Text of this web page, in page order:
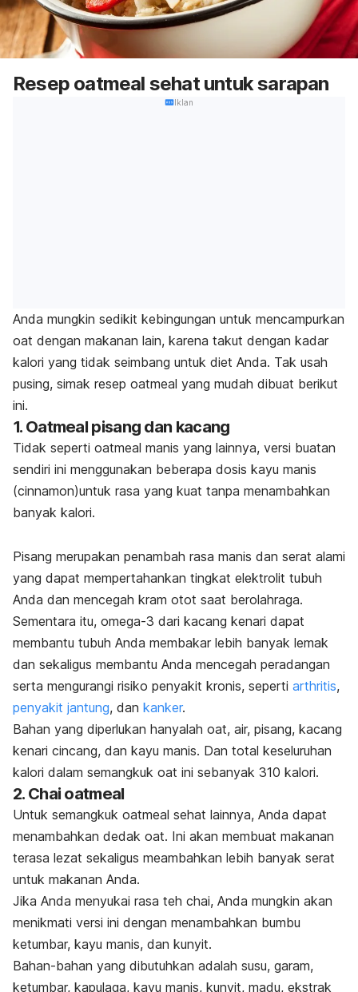
Resep oatmeal sehat untuk sarapan
Iklan
Anda mungkin sedikit kebingungan untuk mencampurkan
oat dengan makanan lain, karena takut dengan kadar
kalori yang tidak seimbang untuk diet Anda. Tak usah
pusing, simak resep oatmeal yang mudah dibuat berikut
ini.
1. Oatmeal pisang dan kacang
Tidak seperti oatmeal manis yang lainnya, versi buatan
sendiri ini menggunakan beberapa dosis kayu manis
(cinnamon)untuk rasa yang kuat tanpa menambahkan
banyak kalori.
Pisang merupakan penambah rasa manis dan serat alami
yang dapat mempertahankan tingkat elektrolit tubuh
Anda dan mencegah kram otot saat berolahraga.
Sementara itu, omega-3 dari kacang kenari dapat
membantu tubuh Anda membakar lebih banyak lemak
dan sekaligus membantu Anda mencegah peradangan
serta mengurangi risiko penyakit kronis, seperti arthritis,
penyakit jantung, dan kanker.
Bahan yang diperlukan hanyalah oat, air, pisang, kacang
kenari cincang, dan kayu manis. Dan total keseluruhan
kalori dalam semangkuk oat ini sebanyak 310 kalori.
2. Chai oatmeal
Untuk semangkuk oatmeal sehat lainnya, Anda dapat
menambahkan dedak oat. Ini akan membuat makanan
terasa lezat sekaligus meambahkan lebih banyak serat
untuk makanan Anda.
Jika Anda menyukai rasa teh chai, Anda mungkin akan
menikmati versi ini dengan menambahkan bumbu
ketumbar, kayu manis, dan kunyit.
Bahan-bahan yang dibutuhkan adalah susu, garam,
ketumbar, kapulaga, kayu manis, kunyit, madu, ekstrak